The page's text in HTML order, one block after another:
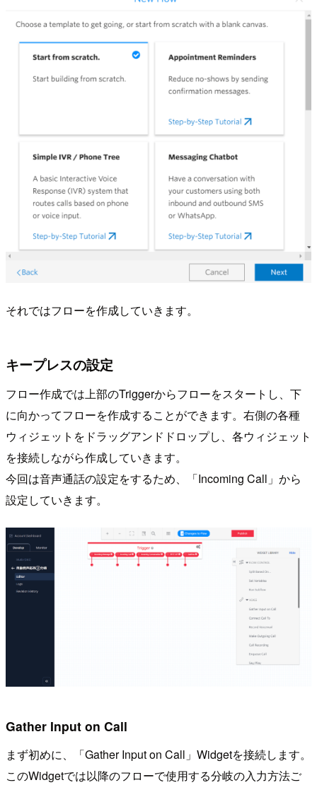
それではフローを作成していきます。
キープレスの設定
フロー作成では上部のTriggerからフローをスタートし、下
に向かってフローを作成することができます。右側の各種
ウィジェットをドラッグアンドドロップし、各ウィジェット
を接続しながら作成していきます。
今回は音声通話の設定をするため、「Incoming Call」から
設定していきます。
Gather Input on Call
まず初めに、「Gather Input on Call」Widgetを接続します。
このWidgetでは以降のフローで使用する分岐の入力方法ご